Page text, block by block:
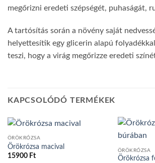
megőrizni eredeti szépségét, puhaságát,
A tartósítás során a növény saját
helyettesítik egy glicerin alapú
teszi, hogy a virág megőrizze eredeti
KAPCSOLÓDÓ TERMÉKEK
ÖRÖKRÓZSA
Örökrózsa macival
15900 Ft
ÖRÖKRÓZSA
Örökrózsa